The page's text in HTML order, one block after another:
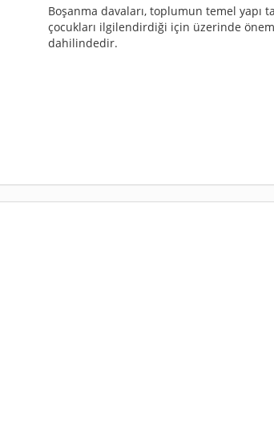
Boşanma davaları, toplumun temel
çocukları ilgilendirdiği için üzerinde
dahilindedir.